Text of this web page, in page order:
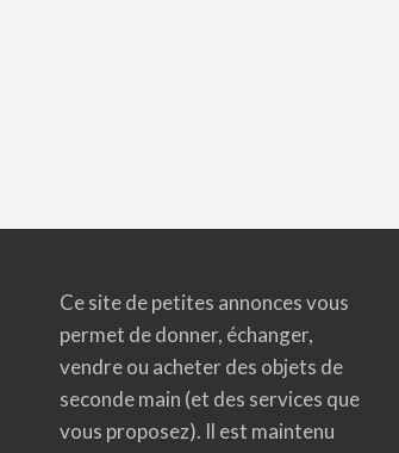
Ce site de petites annonces vous
permet de donner, échanger,
vendre ou acheter des objets de
seconde main (et des services que
vous proposez). Il est maintenu